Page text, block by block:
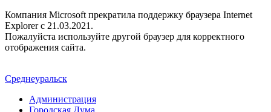
Компания Microsoft прекратила поддержку браузера Internet
Explorer c 21.03.2021.
Пожалуйста используйте другой браузер для корректного
отображения сайта.
Среднеуральск
Администрация
Городская Дума